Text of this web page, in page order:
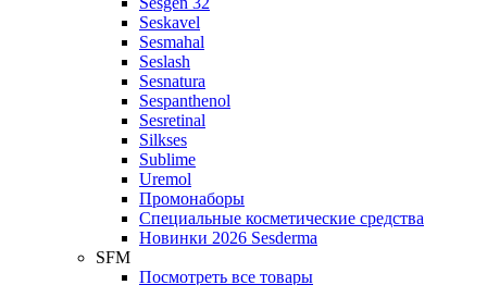
Seskavel
Sesmahal
Seslash
Sesnatura
Sespanthenol
Sesretinal
Silkses
Sublime
Uremol
Промонаборы
Специальные косметические средства
Новинки 2026 Sesderma
SFM
Посмотреть все товары